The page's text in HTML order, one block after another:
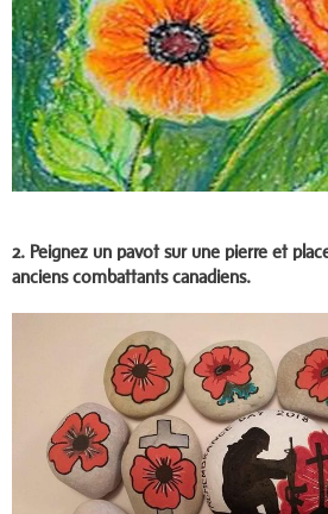
2. Peignez un pavot sur une pierre et
anciens combattants canadiens.